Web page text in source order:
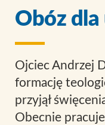
Obóz
Ojciec Andrzej
formację
przyjął
Obecnie